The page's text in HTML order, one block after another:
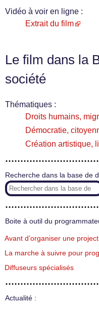
Vidéo à voir en ligne :
Extrait du film
Le film dans la
société
Thématiques :
Droits humains,
Démocratie,
Création artistique,
Recherche dans la base de
Boite à outil du
Avant d’organiser une
La marche à suivre pour
Diffuseurs spécialisés
Actualité :